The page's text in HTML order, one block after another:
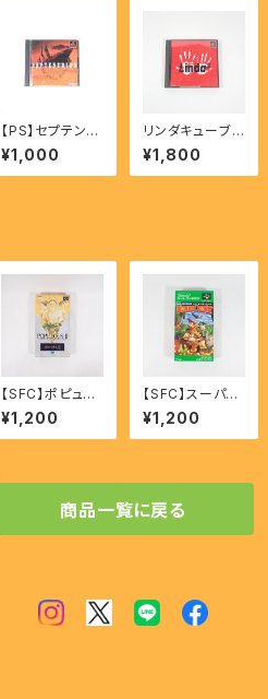
【PS】セプテント
リオン - SEPTE
NTRION 〜Out
of the Blue〜
¥1,000
リンダキューブ
アゲイン - Lind
a3 【PS】
¥1,800
【SFC】ポピュラ
ス2 - POPULO
US Ⅱ TRIALS
OF THE OLYM
¥1,200
【SFC】スーパー
ドンキーコング -
SUPER DONK
EY KONG
¥1,200
商品一覧に戻る